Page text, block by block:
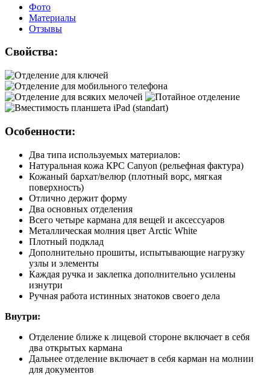
Фото
Материалы
Отзывы
Свойства:
Особенности:
Два типа используемых материалов:
Натуральная кожа КРС Canyon (рельефная фактура)
Кожаный бархат/велюр (плотный ворс, мягкая
поверхность)
Отлично держит форму
Два основных отделения
Всего четыре кармана для вещей и аксессуаров
Металлическая молния цвет Arctic White
Плотный подклад
Дополнительно прошиты, испытывающие нагрузку
узлы и элементы
Каждая ручка и заклепка дополнительно усилены
изнутри
Ручная работа истинных знатоков своего дела
Внутри:
Отделение ближе к лицевой стороне включает в себя
два открытых кармана
Дальнее отделение включает в себя карман на молнии
для документов